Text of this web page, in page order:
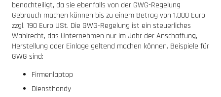
benachteiligt, da sie ebenfalls von der GWG-Regelung
Gebrauch machen können bis zu einem Betrag von 1.000 Euro
zzgl. 190 Euro USt. Die GWG-Regelung ist ein steuerliches
Wahlrecht, das Unternehmen nur im Jahr der Anschaffung,
Herstellung oder Einlage geltend machen können. Beispiele für
GWG sind:
Firmenlaptop
Diensthandy